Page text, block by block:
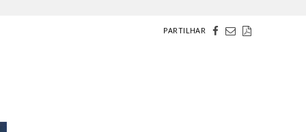
PARTILHAR